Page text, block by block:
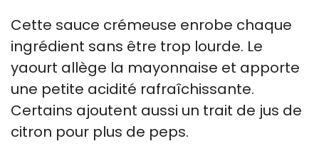
Cette sauce crémeuse enrobe chaque
ingrédient sans être trop lourde. Le
yaourt allège la mayonnaise et apporte
une petite acidité rafraîchissante.
Certains ajoutent aussi un trait de jus de
citron pour plus de peps.